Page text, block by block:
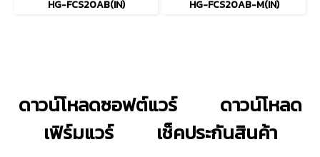
HG-FCS20AB(IN) HG-FCS20AB-M(IN)
ดาวน์โหลดซอฟต์แวร์
ดาวน์โหลด
เฟิร์มแวร์
เช็คประกันสินค้า